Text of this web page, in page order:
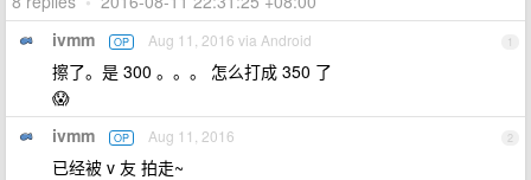
1
ivmm OP Aug 11, 2016 via Android
擦了。是 300 。。。 怎么打成 350 了
😱
2
ivmm OP Aug 11, 2016
已经被 v 友 拍走~